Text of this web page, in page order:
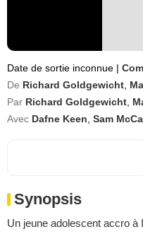
Date de sortie inconnue |
De Richard Goldgewicht
Par Richard Goldgewicht
Avec Dafne Keen Sam
Synopsis
Un jeune adolescent accro à